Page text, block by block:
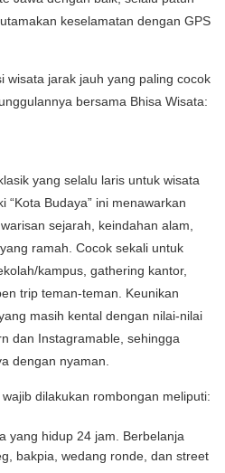
keselamatan dengan GPS
wisata jarak jauh yang paling cocok
bersama Bhisa Wisata:
yang selalu laris untuk wisata
“Kota Budaya” ini menawarkan
sejarah, keindahan alam,
ramah. Cocok sekali untuk
kampus, gathering kantor,
trip teman-teman. Keunikan
masih kental dengan nilai-nilai
dan Instagramable, sehingga
dengan nyaman.
dilakukan rombongan meliputi:
yang hidup 24 jam. Berbelanja
bakpia, wedang ronde, dan street